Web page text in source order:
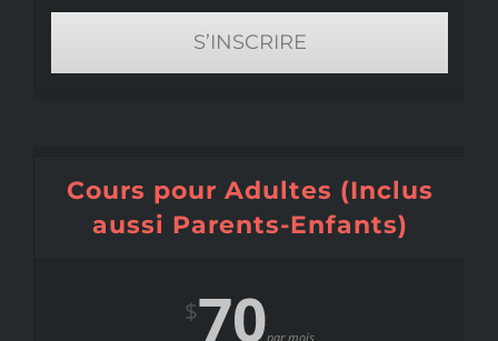
S’INSCRIRE
Cours pour Adultes (Inclus
aussi Parents-Enfants)
$70par mois